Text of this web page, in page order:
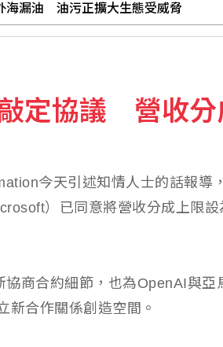
海漏油 油污正擴大生態受威脅
訪問泰國 民團批勿替軍政府背書
登場 富田電機秀機器人關節模組
定協議 營收分
今天引述知情人士的話報導
）已同意將營收分成上限
商合約細節，也為OpenAI與亞
新合作關係創造空間。